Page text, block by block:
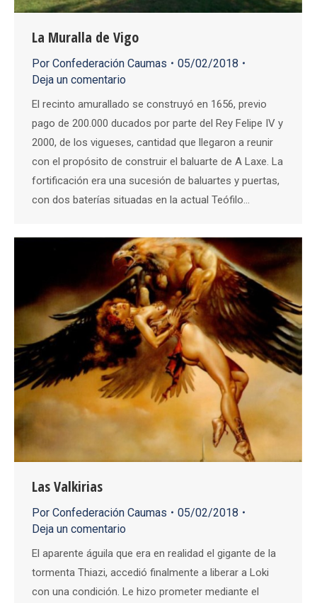
La Muralla de Vigo
Por Confederación Caumas
05/02/2018
Deja un comentario
El recinto amurallado se construyó en 1656, previo
pago de 200.000 ducados por parte del Rey Felipe IV y
2000, de los vigueses, cantidad que llegaron a reunir
con el propósito de construir el baluarte de A Laxe. La
fortificación era una sucesión de baluartes y puertas,
con dos baterías situadas en la actual Teófilo…
Las Valkirias
Por Confederación Caumas
05/02/2018
Deja un comentario
El aparente águila que era en realidad el gigante de la
tormenta Thiazi, accedió finalmente a liberar a Loki
con una condición. Le hizo prometer mediante el